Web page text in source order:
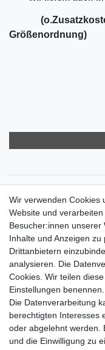
Größenordnung)
Versandkosten
Der Weg zur eigenen
Inbetriebnahme &
Für Interessierte aus
Klimaanlage =
Hilfe
Bankverbindung:
encliso GmbH
Kreissparkasse Verl
Kto-Nr. 25007352 - BLZ
BIC/SWIFT:
Wir verwenden Cookies
Website und
Besucher:innen unserer
Inhalte und Anzeigen
Drittanbietern
analysieren. Die
Cookies. Wir teilen
Einstellungen benennen.
Die Datenverarbeitung
berechtigten Interesses
oder abgelehnt werden.
und die Einwilligung zu